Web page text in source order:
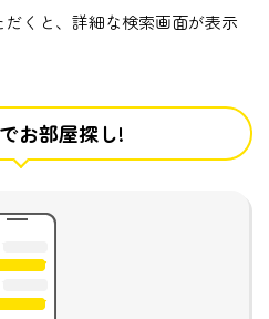
くと、詳細な検索画面が表示
お部屋探し!